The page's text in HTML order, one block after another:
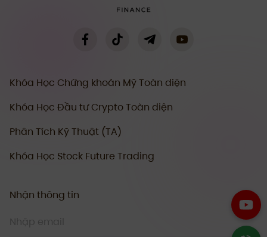
Khóa Học Chứng khoán Mỹ Toàn diện
Khóa Học Đầu tư Crypto Toàn diện
Phân Tích Kỹ Thuật (TA)
Khóa Học Stock Future Trading
Nhận thông tin